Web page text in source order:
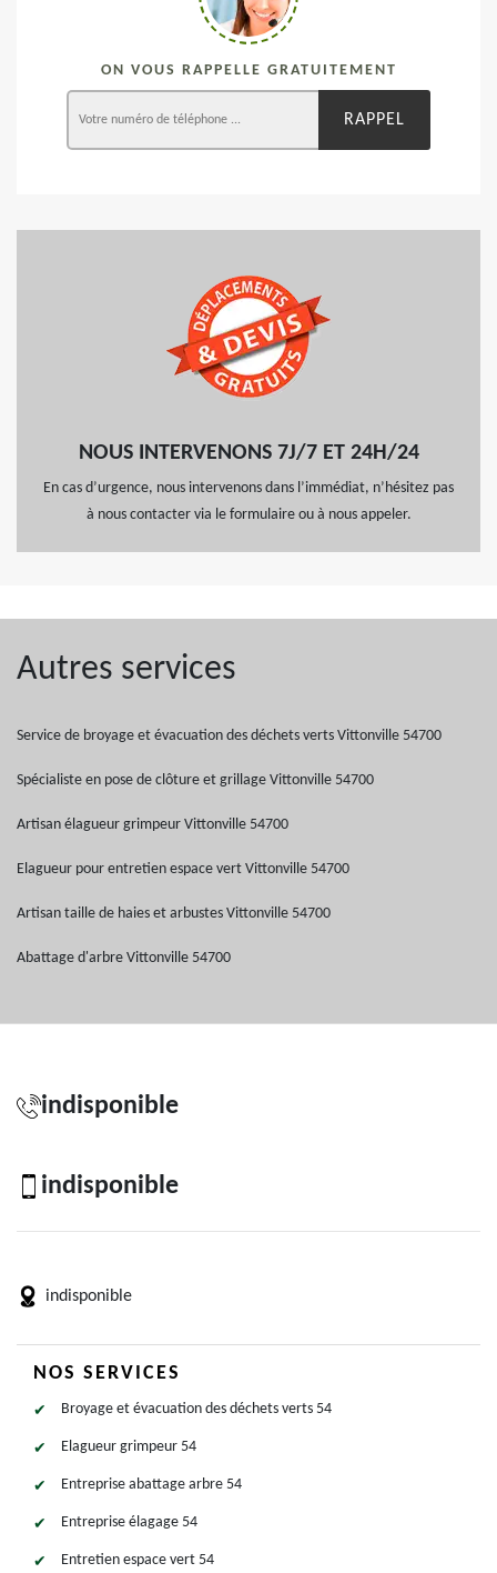
ON VOUS RAPPELLE GRATUITEMENT
NOUS INTERVENONS 7J/7 ET 24H/24
En cas d’urgence, nous intervenons dans l’immédiat, n’hésitez pas
à nous contacter via le formulaire ou à nous appeler.
Autres services
Service de broyage et évacuation des déchets verts Vittonville 54700
Spécialiste en pose de clôture et grillage Vittonville 54700
Artisan élagueur grimpeur Vittonville 54700
Elagueur pour entretien espace vert Vittonville 54700
Artisan taille de haies et arbustes Vittonville 54700
Abattage d'arbre Vittonville 54700
indisponible
indisponible
indisponible
NOS SERVICES
Broyage et évacuation des déchets verts 54
Elagueur grimpeur 54
Entreprise abattage arbre 54
Entreprise élagage 54
Entretien espace vert 54